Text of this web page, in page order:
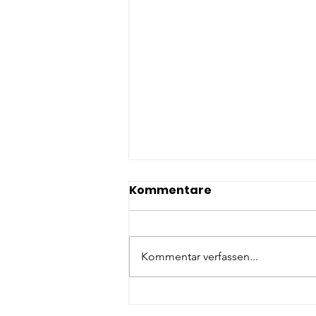
Kommentare
Kommentar verfassen...